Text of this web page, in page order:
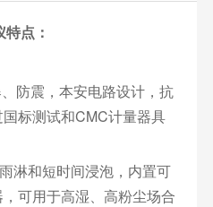
点：
防震，本安电路设计，抗
标测试和CMC计量器具
淋和短时间浸泡，内置可
可用于高湿、高粉尘场合